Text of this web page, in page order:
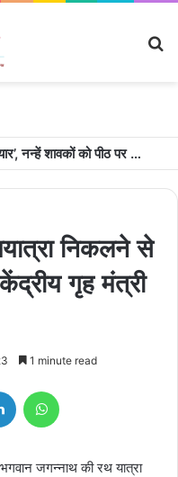
बारनवापारा अभ्यारण्य में दिखा ‘मां का प्यार’, नन्हें शावकों को पीठ पर बैठाकर घूमती दिखी मादा भालू
निकलने से
गृह मंत्री
1 minute read
LinkedIn
जगन्नाथ की रथ यात्रा